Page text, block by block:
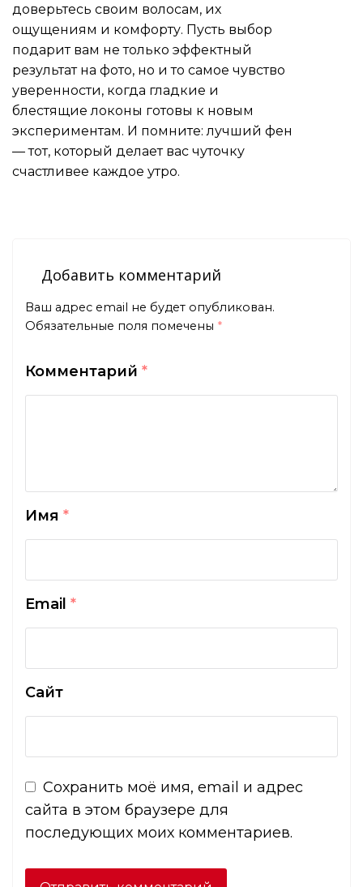
доверьтесь своим волосам, их
ощущениям и комфорту. Пусть выбор
подарит вам не только эффектный
результат на фото, но и то самое чувство
уверенности, когда гладкие и
блестящие локоны готовы к новым
экспериментам. И помните: лучший фен
— тот, который делает вас чуточку
счастливее каждое утро.
Добавить комментарий
Ваш адрес email не будет опубликован.
Обязательные поля помечены *
Комментарий *
Имя *
Email *
Сайт
Сохранить моё имя, email и адрес
сайта в этом браузере для
последующих моих комментариев.